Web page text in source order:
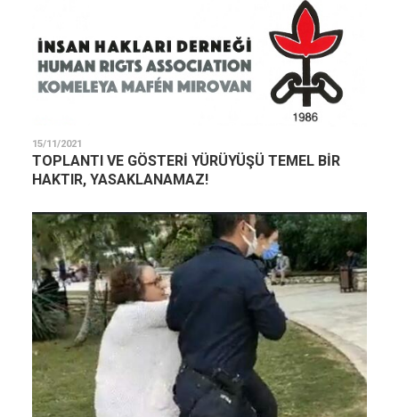
15/11/2021
TOPLANTI VE GÖSTERİ YÜRÜYÜŞÜ TEMEL BİR
HAKTIR, YASAKLANAMAZ!